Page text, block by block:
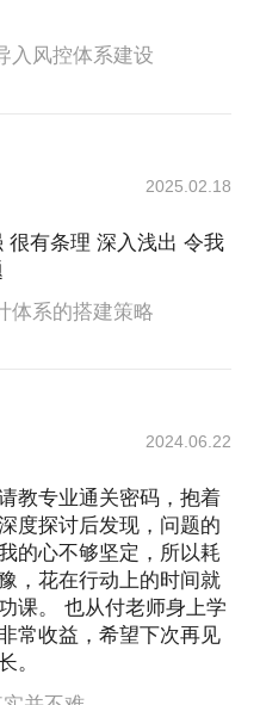
入风控体系建设
2025.02.18
很有条理 深入浅出 令我
体系的搭建策略
2024.06.22
教专业通关密码，抱着
度探讨后发现，问题的
的心不够坚定，所以耗
，花在行动上的时间就
课。 也从付老师身上学
常收益，希望下次再见
。